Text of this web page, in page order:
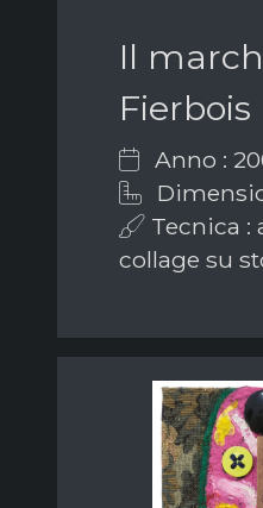
Il
Fierbois
Anno :
Tecnica :
collage su